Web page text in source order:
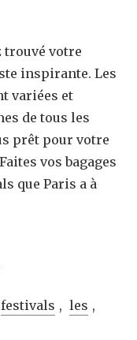
trouvé votre
inspirante. Les
variées et
de tous les
prêt pour votre
vos bagages
que Paris a à
festivals , les ,